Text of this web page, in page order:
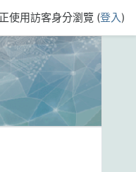
使用訪客身分瀏覽 (登入)